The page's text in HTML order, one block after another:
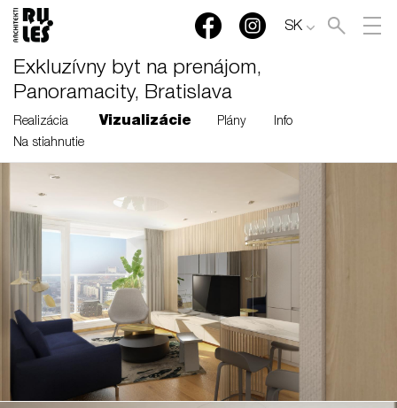
SK
Exkluzívny byt na prenájom,
Panoramacity, Bratislava
Realizácia Vizualizácie Plány
Info
Na stiahnutie
RULES, s.r.o., Klincová
37/B, 821 08 Bratislava,
© RULES, s.r.o.